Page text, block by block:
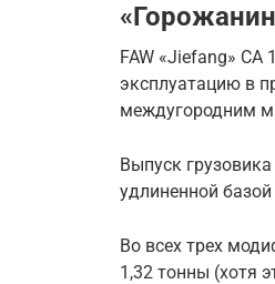
FAW «Jiefang»
эксплуатацию в
междугородним
Выпуск
удлиненной
Во всех трех
1,32 тонны (хотя